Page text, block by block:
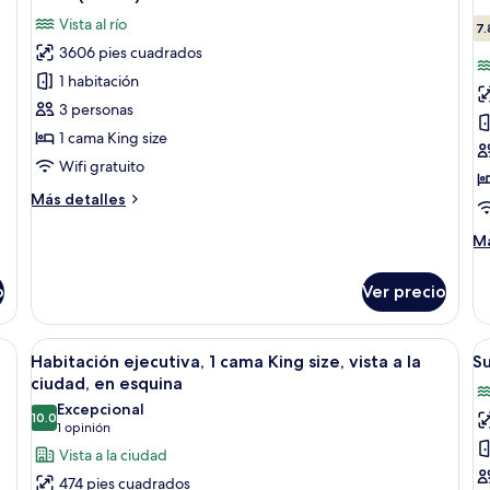
a
la
ciudad
a
en
todas
las
fotos
de
Suite
(Diwan)
Vista al río
3606 pies cuadrados
1 habitación
3 personas
1 cama King size
Wifi gratuito
Más detalles
Más
Ver precio
1
en
puente y un atardecer.
Abrir
todas
las
fotos
de
Habitación
Una habitación de hotel con una
6
Habitación ejecutiva, 1 cama King size, vista a la
ciudad, en esquina
10.010.0 de 10
Excepcional
1 opinión
(1
opinión)
Vista a la ciudad
474 pies cuadrados